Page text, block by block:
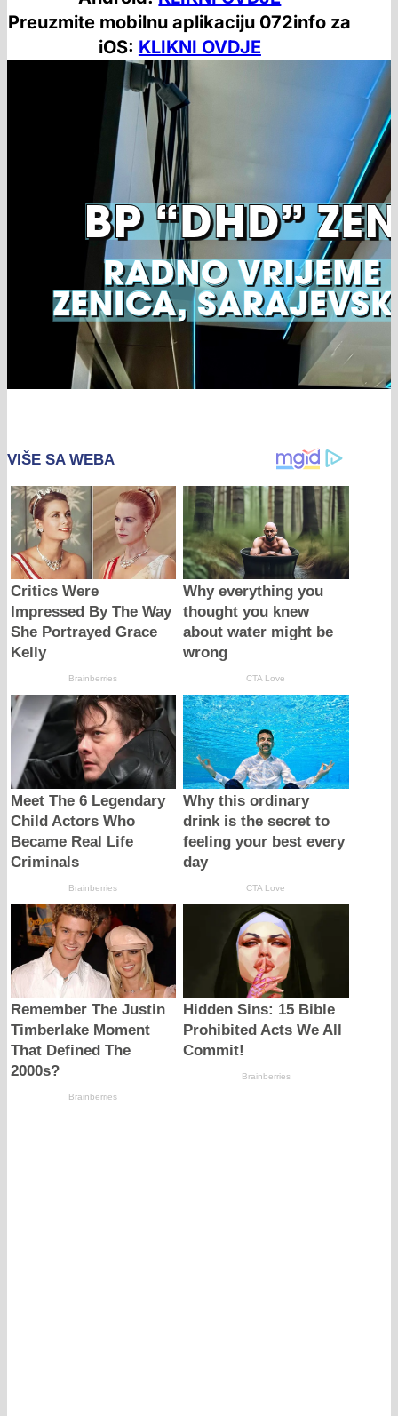
Preuzmite mobilnu aplikaciju 072info za
iOS: KLIKNI OVDJE